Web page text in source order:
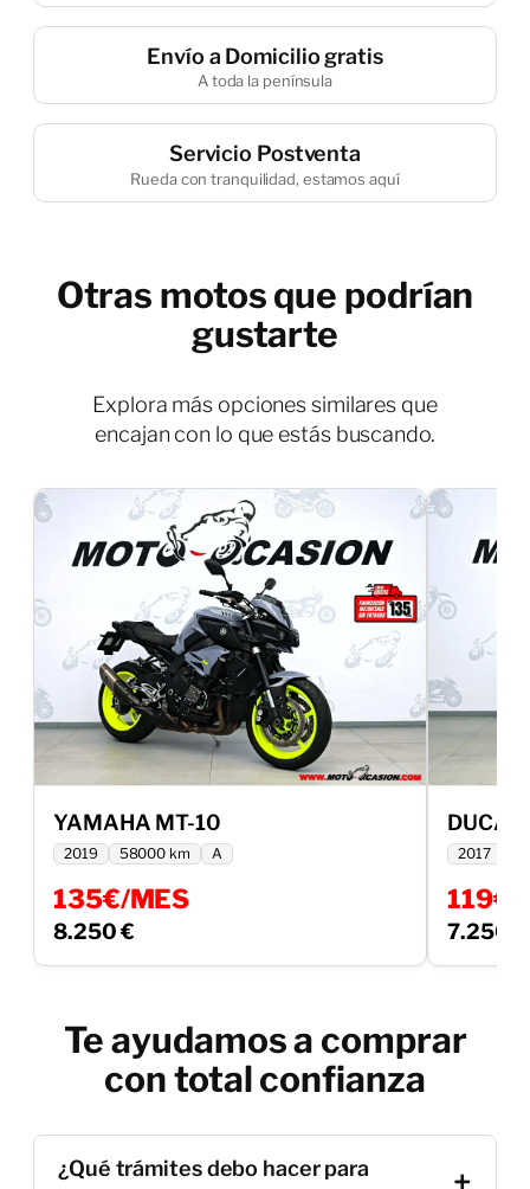
Envío a Domicilio gratis
A toda la península
Servicio Postventa
Rueda con tranquilidad, estamos aquí
Otras motos que podrían
gustarte
Explora más opciones similares que
encajan con lo que estás buscando.
YAMAHA MT-10
2019 58000 km A
135€/MES
8.250 € Ver más
2017
119€/
7.250 €
Te ayudamos a comprar
con total confianza
¿Qué trámites debo hacer para